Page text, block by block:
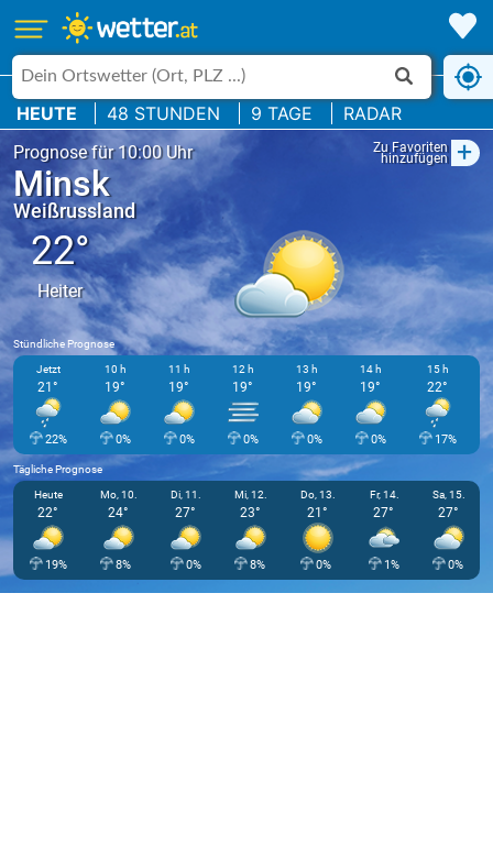
HEUTE 48 STUNDEN 9 TAGE RADAR
Prognose für 10:00 Uhr Zu Favoriten
hinzufügen +
Minsk
Weißrussland
22°
Heiter
Stündliche Prognose
Jetzt
21°
22%
10 h
19°
0%
11 h
19°
0%
12 h
19°
0%
13 h
19°
0%
14 h
19°
0%
15 h
22°
17%
Tägliche Prognose
Heute
22°
19%
Mo, 10.
24°
8%
Di, 11.
27°
0%
Mi, 12.
23°
8%
Do, 13.
21°
0%
Fr, 14.
27°
1%
Sa, 15.
27°
0%